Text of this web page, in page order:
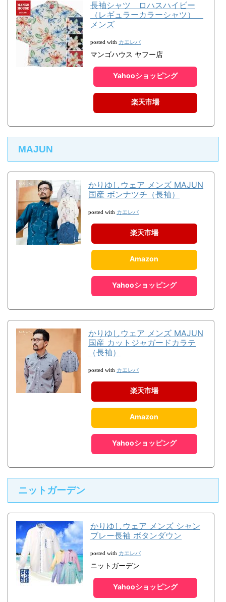
長袖シャツ ロハスハイビー
（レギュラーカラーシャツ）
メンズ
posted with カエレバ
マンゴハウス ヤフー店
Yahooショッピング
楽天市場
MAJUN
かりゆしウェア メンズ MAJUN
国産 ボンナツチ（長袖）
posted with カエレバ
楽天市場
Amazon
Yahooショッピング
かりゆしウェア メンズ MAJUN
国産 カットジャガードカラテ
（長袖）
posted with カエレバ
楽天市場
Amazon
Yahooショッピング
ニットガーデン
かりゆしウェア メンズ シャン
ブレー長袖 ボタンダウン
posted with カエレバ
ニットガーデン
Yahooショッピング